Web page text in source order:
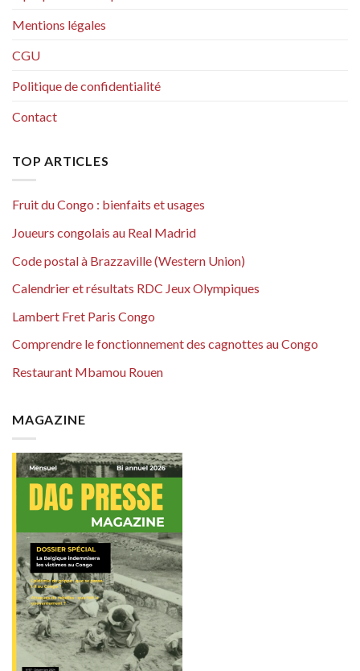
Mentions légales
CGU
Politique de confidentialité
Contact
TOP ARTICLES
Fruit du Congo : bienfaits et usages
Joueurs congolais au Real Madrid
Code postal à Brazzaville (Western Union)
Calendrier et résultats RDC Jeux Olympiques
Lambert Fret Paris Congo
Comprendre le fonctionnement des cagnottes au Congo
Restaurant Mbamou Rouen
MAGAZINE